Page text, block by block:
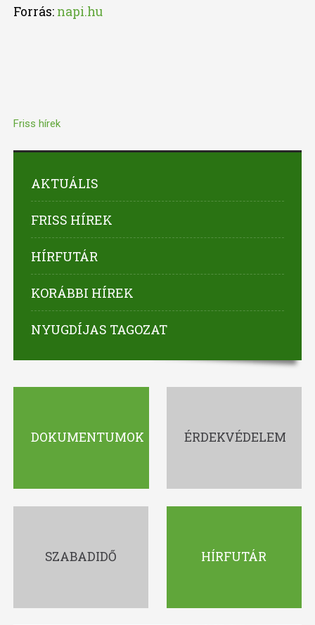
Forrás: napi.hu
Friss hírek
AKTUÁLIS
FRISS HÍREK
HÍRFUTÁR
KORÁBBI HÍREK
NYUGDÍJAS TAGOZAT
DOKUMENTUMOK ÉRDEKVÉDELEM
SZABADIDŐ HÍRFUTÁR